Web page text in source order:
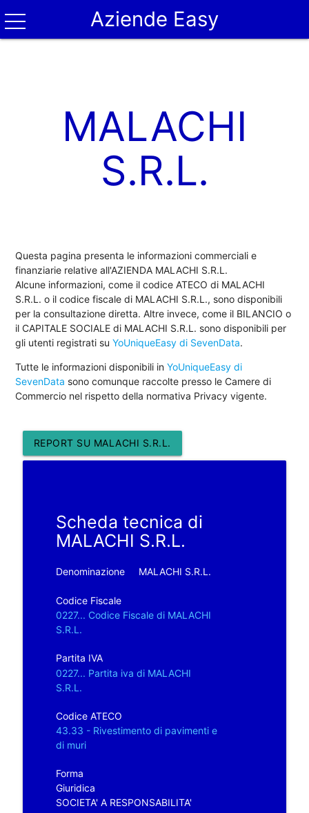
Aziende Easy
MALACHI
S.R.L.
Questa pagina presenta le informazioni commerciali e
finanziarie relative all'AZIENDA MALACHI S.R.L.
Alcune informazioni, come il codice ATECO di MALACHI
S.R.L. o il codice fiscale di MALACHI S.R.L., sono disponibili
per la consultazione diretta. Altre invece, come il BILANCIO o
il CAPITALE SOCIALE di MALACHI S.R.L. sono disponibili per
gli utenti registrati suYoUniqueEasy di SevenData.
Tutte le informazioni disponibili inYoUniqueEasy di
SevenData sono comunque raccolte presso le Camere di
Commercio nel rispetto della normativa Privacy vigente.
REPORT SU MALACHI S.R.L.
Scheda tecnica di
MALACHI S.R.L.
Denominazione MALACHI S.R.L.
Codice Fiscale
0227... Codice Fiscale di MALACHI
S.R.L.
Partita IVA
0227... Partita iva di MALACHI
S.R.L.
Codice ATECO
43.33 - Rivestimento di pavimenti e
di muri
Forma
Giuridica
SOCIETA' A RESPONSABILITA'